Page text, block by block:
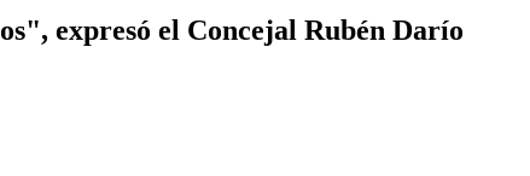
expresó el Concejal Rubén Darío